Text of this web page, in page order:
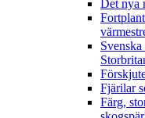
Det nya
Fjärilar
Färg,